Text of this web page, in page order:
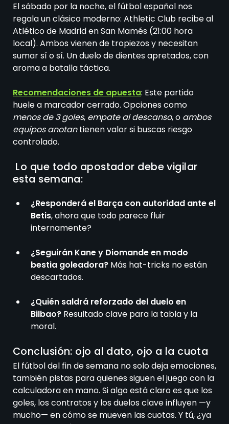
El sábado por la noche, el fútbol español nos
regala un clásico moderno: Athletic Club recibe al
Atlético de Madrid en San Mamés (21:00 hora
local). Ambos vienen de tropiezos y necesitan
sumar sí o sí. Un duelo de dientes apretados, con
aroma a batalla táctica.
Recomendaciones de apuesta: Este partido
huele a marcador cerrado. Opciones como
menos de 3 goles, empate al descanso, o ambos
equipos anotantienen valor si buscas riesgo
controlado.
Lo que todo apostador debe vigilar
esta semana:
¿Responderá el Barça con autoridad ante el
Betis, ahora que todo parece fluir
internamente?
¿Seguirán Kane y Diomande en modo
bestia goleadora? Más hat-tricks no están
descartados.
¿Quién saldrá reforzado del duelo en
Bilbao? Resultado clave para la tabla y la
moral.
Conclusión: ojo al dato, ojo a la cuota
El fútbol del fin de semana no solo deja emociones,
también pistas para quienes siguen el juego con la
calculadora en mano. Si algo está claro es que los
goles, los contratos y los duelos clave influyen —y
mucho— en cómo se mueven las cuotas. Y tú, ¿ya